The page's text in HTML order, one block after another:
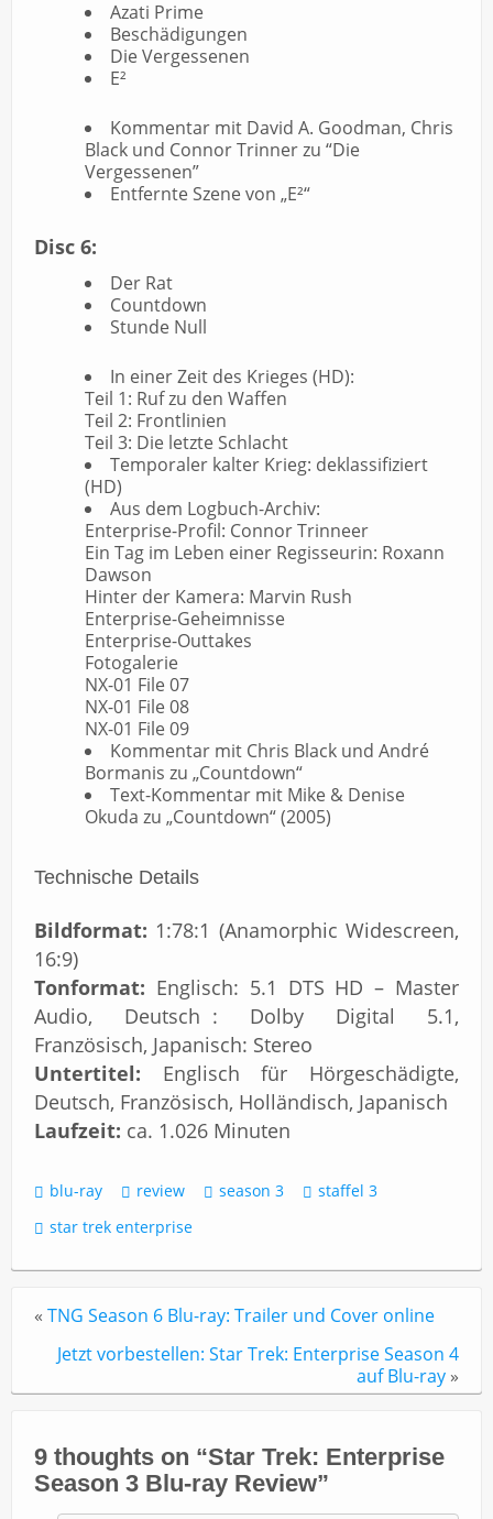
Azati Prime
Beschädigungen
Die Vergessenen
E²
Kommentar mit David A. Goodman, Chris
Black und Connor Trinner zu “Die
Vergessenen”
Entfernte Szene von „E²“
Disc 6:
Der Rat
Countdown
Stunde Null
In einer Zeit des Krieges (HD):
Teil 1: Ruf zu den Waffen
Teil 2: Frontlinien
Teil 3: Die letzte Schlacht
Temporaler kalter Krieg: deklassifiziert
(HD)
Aus dem Logbuch-Archiv:
Enterprise-Profil: Connor Trinneer
Ein Tag im Leben einer Regisseurin: Roxann
Dawson
Hinter der Kamera: Marvin Rush
Enterprise-Geheimnisse
Enterprise-Outtakes
Fotogalerie
NX-01 File 07
NX-01 File 08
NX-01 File 09
Kommentar mit Chris Black und André
Bormanis zu „Countdown“
Text-Kommentar mit Mike & Denise
Okuda zu „Countdown“ (2005)
Technische Details
Bildformat: 1:78:1 (Anamorphic Widescreen,
16:9)
Tonformat: Englisch: 5.1 DTS HD – Master
Audio, Deutsch : Dolby Digital 5.1,
Französisch, Japanisch: Stereo
Untertitel: Englisch für Hörgeschädigte,
Deutsch, Französisch, Holländisch, Japanisch
Laufzeit: ca. 1.026 Minuten
blu-ray review season 3
staffel 3
star trek enterprise
« TNG Season 6 Blu-ray: Trailer und Cover online
Jetzt vorbestellen: Star Trek: Enterprise Season 4
auf Blu-ray »
9 thoughts on “Star Trek: Enterprise
Season 3 Blu-ray Review”